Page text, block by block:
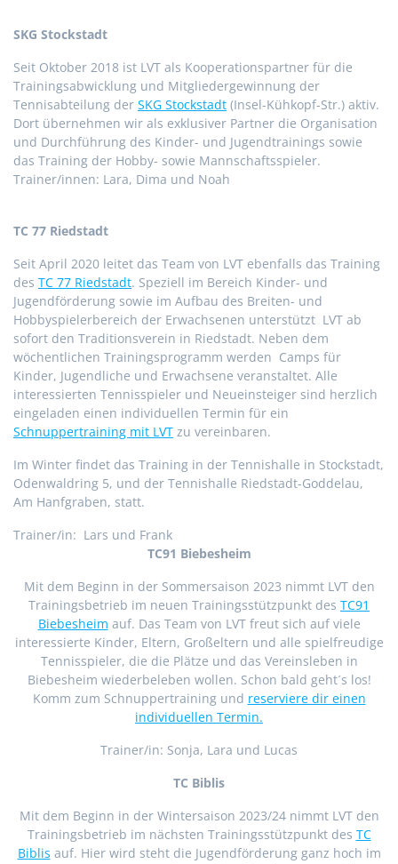
SKG Stockstadt
Seit Oktober 2018 ist LVT als Kooperationspartner für die
Trainingsabwicklung und Mitgliedergewinnung der
Tennisabteilung der SKG Stockstadt (Insel-Kühkopf-Str.) aktiv.
Dort übernehmen wir als exklusiver Partner die Organisation
und Durchführung des Kinder- und Jugendtrainings sowie
das Training der Hobby- sowie Mannschaftsspieler.
Trainer/innen: Lara, Dima und Noah
TC 77 Riedstadt
Seit April 2020 leitet das Team von LVT ebenfalls das Training
des TC 77 Riedstadt. Speziell im Bereich Kinder- und
Jugendförderung sowie im Aufbau des Breiten- und
Hobbyspielerbereich der Erwachsenen unterstützt LVT ab
sofort den Traditionsverein in Riedstadt. Neben dem
wöchentlichen Trainingsprogramm werden Camps für
Kinder, Jugendliche und Erwachsene veranstaltet. Alle
interessierten Tennisspieler und Neueinsteiger sind herzlich
eingeladen einen individuellen Termin für ein
Schnuppertraining mit LVT zu vereinbaren.
Im Winter findet das Training in der Tennishalle in Stockstadt,
Odenwaldring 5, und der Tennishalle Riedstadt-Goddelau,
Am Hanfgraben, statt.
Trainer/in: Lars und Frank
TC91 Biebesheim
Mit dem Beginn in der Sommersaison 2023 nimmt LVT den
Trainingsbetrieb im neuen Trainingsstützpunkt des TC91
Biebesheim auf. Das Team von LVT freut sich auf viele
interessierte Kinder, Eltern, Großeltern und alle spielfreudige
Tennisspieler, die die Plätze und das Vereinsleben in
Biebesheim wiederbeleben wollen. Schon bald geht´s los!
Komm zum Schnuppertraining und reserviere dir einen
individuellen Termin.
Trainer/in: Sonja, Lara und Lucas
TC Biblis
Mit dem Beginn in der Wintersaison 2023/24 nimmt LVT den
Trainingsbetrieb im nächsten Trainingsstützpunkt des TC
Biblis auf. Hier wird steht die Jugendförderung ganz hoch im